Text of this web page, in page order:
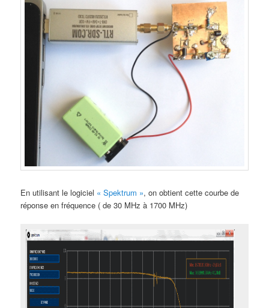
En utilisant le logiciel « Spektrum », on obtient cette courbe de
réponse en fréquence ( de 30 MHz à 1700 MHz)